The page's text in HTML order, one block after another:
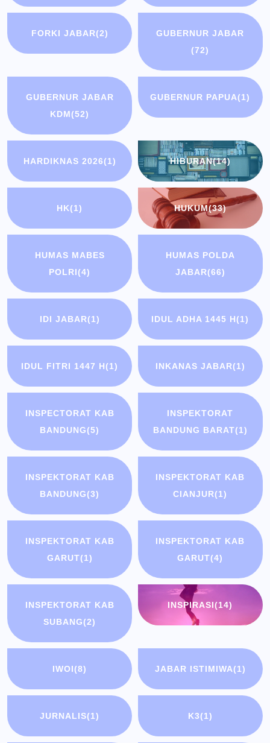
FORKI JABAR(2)
GUBERNUR JABAR
(72)
GUBERNUR JABAR
KDM(52)
GUBERNUR PAPUA(1)
HARDIKNAS 2026(1) HIBURAN(14)
HK(1) HUKUM(33)
HUMAS MABES
POLRI(4)
HUMAS POLDA
JABAR(66)
IDI JABAR(1) IDUL ADHA 1445 H(1)
IDUL FITRI 1447 H(1) INKANAS JABAR(1)
INSPECTORAT KAB
BANDUNG(5)
INSPEKTORAT
BANDUNG BARAT(1)
INSPEKTORAT KAB
BANDUNG(3)
INSPEKTORAT KAB
CIANJUR(1)
INSPEKTORAT KAB
GARUT(1)
INSPEKTORAT KAB
GARUT(4)
INSPEKTORAT KAB
SUBANG(2)
INSPIRASI(14)
IWOI(8) JABAR ISTIMIWA(1)
JURNALIS(1) K3(1)